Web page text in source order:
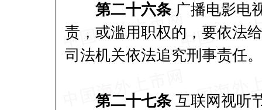
第二十六条广播电影电
责，或滥用职权的，要依法
司法机关依法追究刑事责任。
第二十七条互联网视听